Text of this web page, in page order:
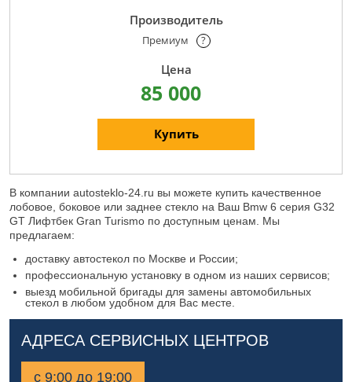
Премиум ?
85 000
Купить
В компании autosteklo-24.ru вы можете купить качественное
лобовое, боковое или заднее стекло на Ваш Bmw 6 серия G32
GT Лифтбек Gran Turismo по доступным ценам. Мы
предлагаем:
доставку автостекол по Москве и России;
профессиональную установку в одном из наших сервисов;
выезд мобильной бригады для замены автомобильных
стекол в любом удобном для Вас месте.
АДРЕСА СЕРВИСНЫХ ЦЕНТРОВ
с 9:00 до 19:00